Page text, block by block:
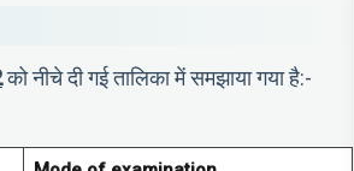
को नीचे दी गई तालिका में समझाया गया है:-